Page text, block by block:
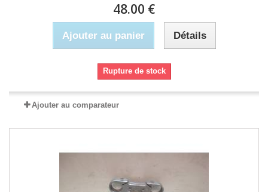
48.00 €
Ajouter au panier Détails
Rupture de stock
Ajouter au comparateur